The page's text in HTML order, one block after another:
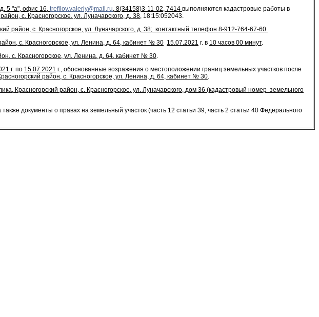
5 "а", офис 16, trefilov.valeriy@mail.ru, 8(34158)3-11-02, 7414 выполняются кадастровые работы в
с. Красногорское, ул. Луначарского, д. 38, 18:15:052043.
район, с. Красногорское, ул. Луначарского, д. 38; контактный телефон 8-912-764-67-60.
с. Красногорское, ул. Ленина, д. 64, кабинет № 30 15.07.2021 г. в 10 часов 00 минут.
с. Красногорское, ул. Ленина, д. 64, кабинет № 30.
г. по 15.07.2021 г., обоснованные возражения о местоположении границ земельных участков после
район, с. Красногорское, ул. Ленина, д. 64, кабинет № 30.
Красногорский район, с. Красногорское, ул. Луначарского, дом 36 (кадастровый номер земельного
документы о правах на земельный участок (часть 12 статьи 39, часть 2 статьи 40 Федерального